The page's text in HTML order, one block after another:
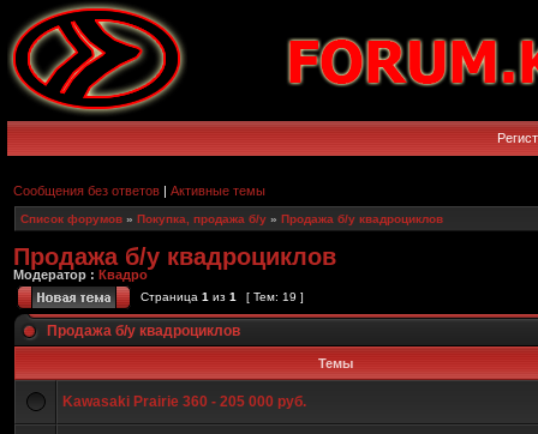
Сообщения без ответов | Активные темы
Список форумов » Покупка, продажа б/у » Продажа б/у квадроциклов
Продажа б/у квадроциклов
Модератор : Квадро
Страница 1 из 1 [ Тем: 19 ]
Продажа б/у квадроциклов
Темы
Kawasaki Prairie 360 - 205 000 руб.